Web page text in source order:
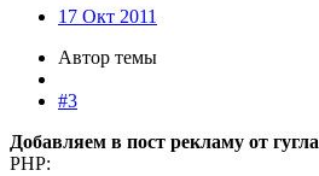
17 Окт 2011
Автор темы
#3
Добавляем в пост рекламу от гугла
PHP: